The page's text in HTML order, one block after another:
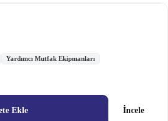
Yardımcı Mutfak Ekipmanları
Ekle İncele